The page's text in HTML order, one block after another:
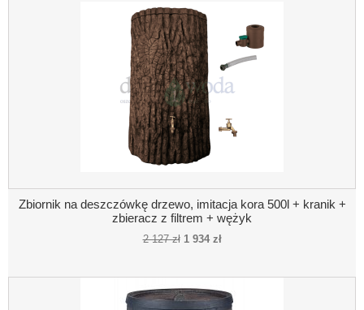
Zbiornik na deszczówkę drzewo, imitacja kora 500l + kranik +
zbieracz z filtrem + wężyk
2 127 zł 1 934 zł